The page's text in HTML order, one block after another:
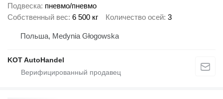
Подвеска пневмо/пневмо
Собственный вес 6 500 кг Количество осей 3
Польша, Medynia Głogowska
KOT AutoHandel